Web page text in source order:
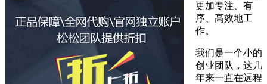
更加专注、有
序、高效地工
作。
我们是一个小的
创业团队，这几
年来一直在远程